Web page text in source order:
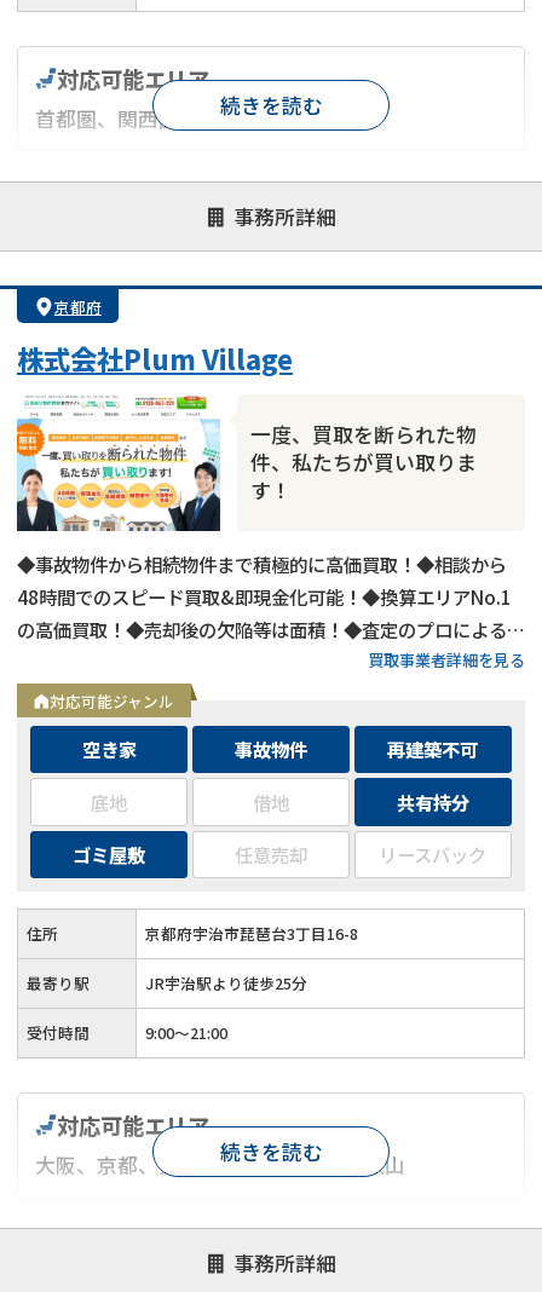
事務所詳細
対応可能エリア
首都圏、関西圏、名古屋市
対応が親身 オンライン面談可能
レスポンスが早い
1億円以上の買取可
続きを読む
京都府
株式会社Plum Village
一度、買取を断られた物
件、私たちが買い取りま
す！
◆事故物件から相続物件まで積極的に高価買取！◆相談から
48時間でのスピード買取&即現金化可能！◆換算エリアNo.1
の高価買取！◆売却後の欠陥等は面積！◆査定のプロによる無
買取事業者詳細を見る
対応可能ジャンル
空き家 事故物件
再建築不可
底地
借地
共有持分
ゴミ屋敷
任意売却 リースバック
住所 京都府宇治市琵琶台3丁目16-8
最寄り駅 JR宇治駅より徒歩25分
受付時間 9:00～21:00
事務所詳細
対応可能エリア
大阪、京都、兵庫、奈良、滋賀、和歌山
対応が親身 オンライン面談可能
レスポンスが早い
1億円以上の買取可
続きを読む